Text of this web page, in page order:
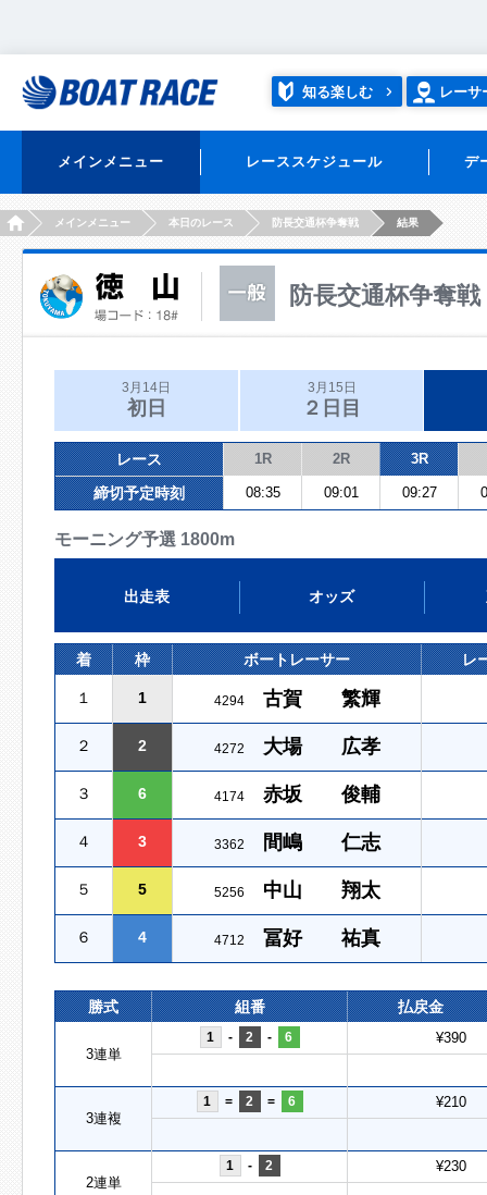
知る楽しむ レーサ
メインメニュー レーススケジュール デ
HOMEメインメニュー 本日のレース 防長交通杯争奪戦 結果
防長交通杯争奪戦
3月14日
初日
3月15日
２日目
レース 1R 2R 3R
締切予定時刻 08:35 09:01 09:27
モーニング予選 1800m
出走表 オッズ
着 枠 ボートレーサー レ
１ 1 4294 古賀 繁輝
２ 2 4272 大場 広孝
３ 6 4174 赤坂 俊輔
４ 3 3362 間嶋 仁志
５ 5 5256 中山 翔太
６ 4 4712 冨好 祐真
勝式 組番 払戻金
3連単
1 - 2 - 6 ¥390
3連複
1 = 2 = 6 ¥210
2連単
1 - 2 ¥230